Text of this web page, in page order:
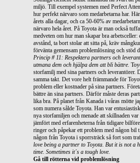
miljö. Till exempel systemen med Perfect
hur perfekt närvaro som medarbetarna har.
årets alla dagar, och ca 50-60% av
närvaro hela året. På Toyota är man också
medveten om hur man skapar bra
avstånd, ta bort stolar att sitta på, kräv
förvänta gemensam problemlösning och stöd
Princip # 11: Respektera partners och
utmana dem och hjälpa dem att bli bättre.
storfamilj med sina partners och leverantörer.
samma takt. Det vore helt främmande för
problem eller kostnader på sina partners.
bättre än sina partners. Därför måste deras
lika bra. På planet från Kanada i våras mötte
som numera sålde Toyota. Han var
nya storfamiljen och menade att skillnaden var
jämfört med erfarenheterna från tidigare
ringer och påpekar ett problem med någon bil
någon från Toyota i sporrsträck så fort som
love being a partner to Toyota. But it is not a
time. Sometimes it´s a tough love.
Gå till rötterna vid problemlösning